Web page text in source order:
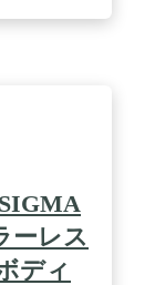
ーレス
ディ